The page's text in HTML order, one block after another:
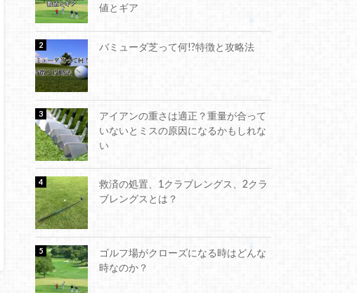
値とギア
バミューダ芝って何!?特徴と攻略法
アイアンの重さは適正？重量が合って
いないとミスの原因になるかもしれな
い
救済の処置、1クラブレングス、2クラ
ブレングスとは？
ゴルフ場がクローズになる時はどんな
時なのか？